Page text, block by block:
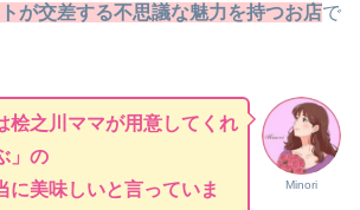
が交差する不思議な魅力を持つお店で
Minori
桧之川ママが用意してくれ
」の
に美味しいと言っていま